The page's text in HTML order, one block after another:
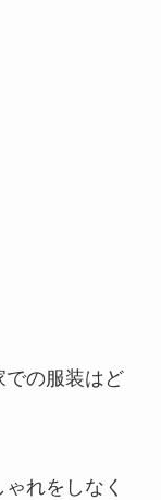
での服装はど
れをしなく